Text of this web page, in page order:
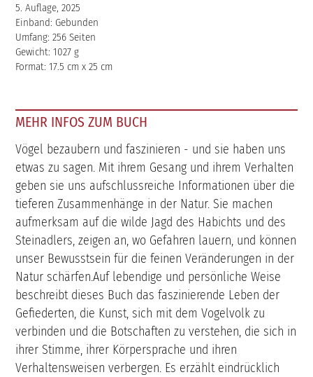
5. Auflage, 2025
Einband: Gebunden
Umfang: 256 Seiten
Gewicht: 1027 g
Format: 17.5 cm x 25 cm
MEHR INFOS ZUM BUCH
Vögel bezaubern und faszinieren - und sie haben uns
etwas zu sagen. Mit ihrem Gesang und ihrem Verhalten
geben sie uns aufschlussreiche Informationen über die
tieferen Zusammenhänge in der Natur. Sie machen
aufmerksam auf die wilde Jagd des Habichts und des
Steinadlers, zeigen an, wo Gefahren lauern, und können
unser Bewusstsein für die feinen Veränderungen in der
Natur schärfen.Auf lebendige und persönliche Weise
beschreibt dieses Buch das faszinierende Leben der
Gefiederten, die Kunst, sich mit dem Vogelvolk zu
verbinden und die Botschaften zu verstehen, die sich in
ihrer Stimme, ihrer Körpersprache und ihren
Verhaltensweisen verbergen. Es erzählt eindrücklich